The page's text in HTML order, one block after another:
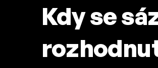
Kdy se